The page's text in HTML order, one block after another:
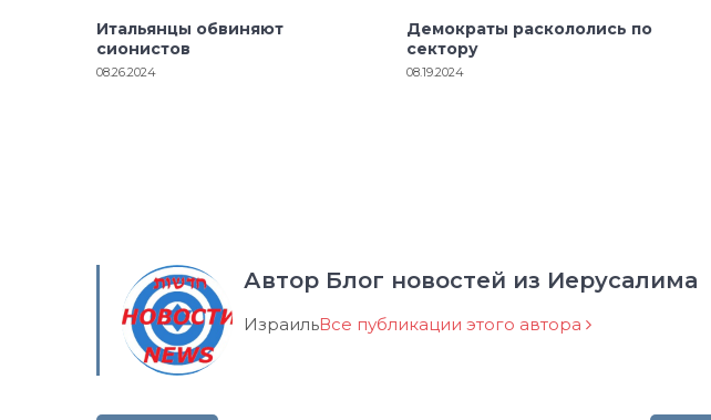
Итальянцы обвиняют
сионистов
08.26.2024
Демократы раскололись по
сектору
08.19.2024
Автор Блог новостей из Иерусалима
ИзраильВсе публикации этого автора